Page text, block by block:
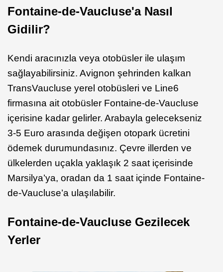
Fontaine-de-Vaucluse'a Nasıl
Gidilir?
Kendi aracınızla veya otobüsler ile ulaşım
sağlayabilirsiniz. Avignon şehrinden kalkan
TransVaucluse yerel otobüsleri ve Line6
firmasına ait otobüsler Fontaine-de-Vaucluse
içerisine kadar gelirler. Arabayla gelecekseniz
3-5 Euro arasında değişen otopark ücretini
ödemek durumundasınız. Çevre illerden ve
ülkelerden uçakla yaklaşık 2 saat içerisinde
Marsilya’ya, oradan da 1 saat içinde Fontaine-
de-Vaucluse’a ulaşılabilir.
Fontaine-de-Vaucluse Gezilecek
Yerler